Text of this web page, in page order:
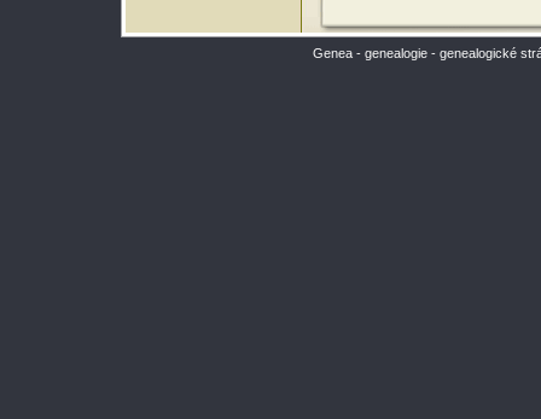
Genea - genealogie - genealogické